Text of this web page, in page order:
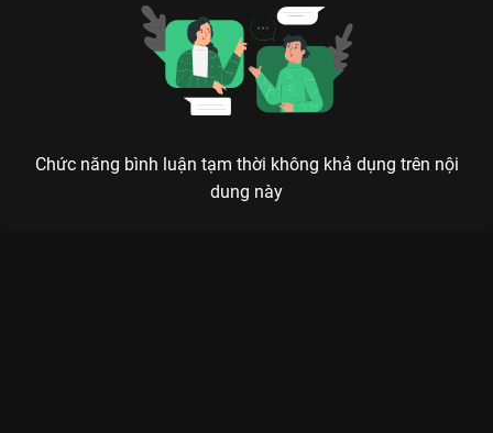
Chức năng bình luận tạm thời không khả dụng trên nội
dung này